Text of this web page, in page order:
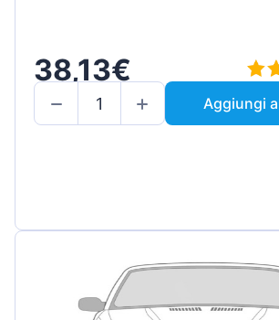
38,13€
Aggiungi